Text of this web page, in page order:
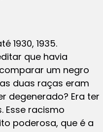
1930, 1935.
que havia
um negro
duas raças eram
degenerado? Era ter
racismo
poderosa, que é a